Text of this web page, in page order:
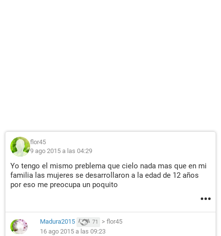
flor45
9 ago 2015 a las 04:29
Yo tengo el mismo preblema que cielo nada mas que en mi
familia las mujeres se desarrollaron a la edad de 12 años
por eso me preocupa un poquito
Madura2015 71 > flor45
16 ago 2015 a las 09:23